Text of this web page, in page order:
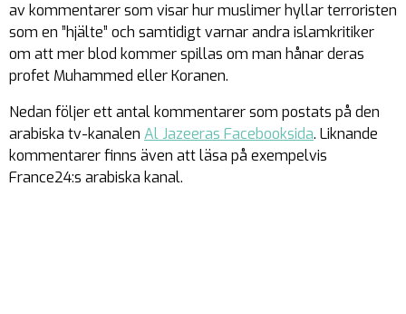
av kommentarer som visar hur muslimer hyllar terroristen
som en ”hjälte” och samtidigt varnar andra islamkritiker
om att mer blod kommer spillas om man hånar deras
profet Muhammed eller Koranen.
Nedan följer ett antal kommentarer som postats på den
arabiska tv-kanalen Al Jazeeras Facebooksida. Liknande
kommentarer finns även att läsa på exempelvis
France24:s arabiska kanal.